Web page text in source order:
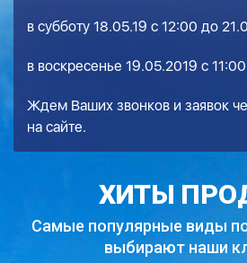
в субботу 18.05.19 с 12:00 до
в воскресенье 19.05.2019 с
Ждем Ваших звонков и заявок
на сайте.
ХИТЫ
Самые популярные виды
выбирают наши